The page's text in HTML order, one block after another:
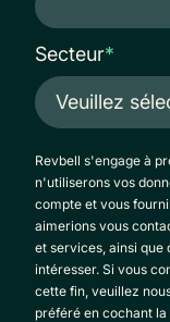
Secteur*
Revbell s'engage à
n'utiliserons vos
compte et vous
aimerions vous
et services, ainsi que
intéresser. Si vous
cette fin, veuillez
préféré en cochant